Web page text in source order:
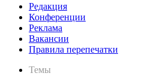
Редакция
Конференции
Реклама
Вакансии
Правила перепечатки
Темы